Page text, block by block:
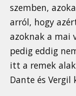
szemben,
arról, hogy
azoknak a mai
pedig eddig
itt a remek
Dante és Vergil